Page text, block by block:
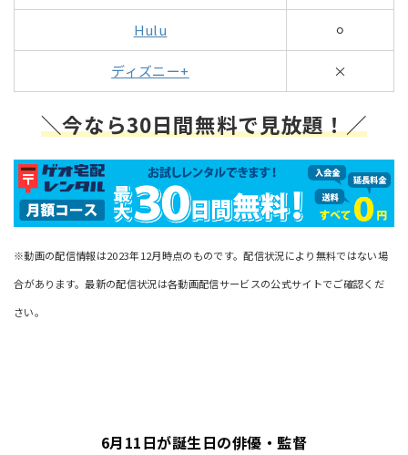
Hulu ⚪︎
ディズニー+ ×
＼今なら30日間無料で見放題！／
※動画の配信情報は2023年12月時点のものです。配信状況により無料ではない場
合があります。最新の配信状況は各動画配信サービスの公式サイトでご確認くだ
さい。
6月11日が誕生日の俳優・監督